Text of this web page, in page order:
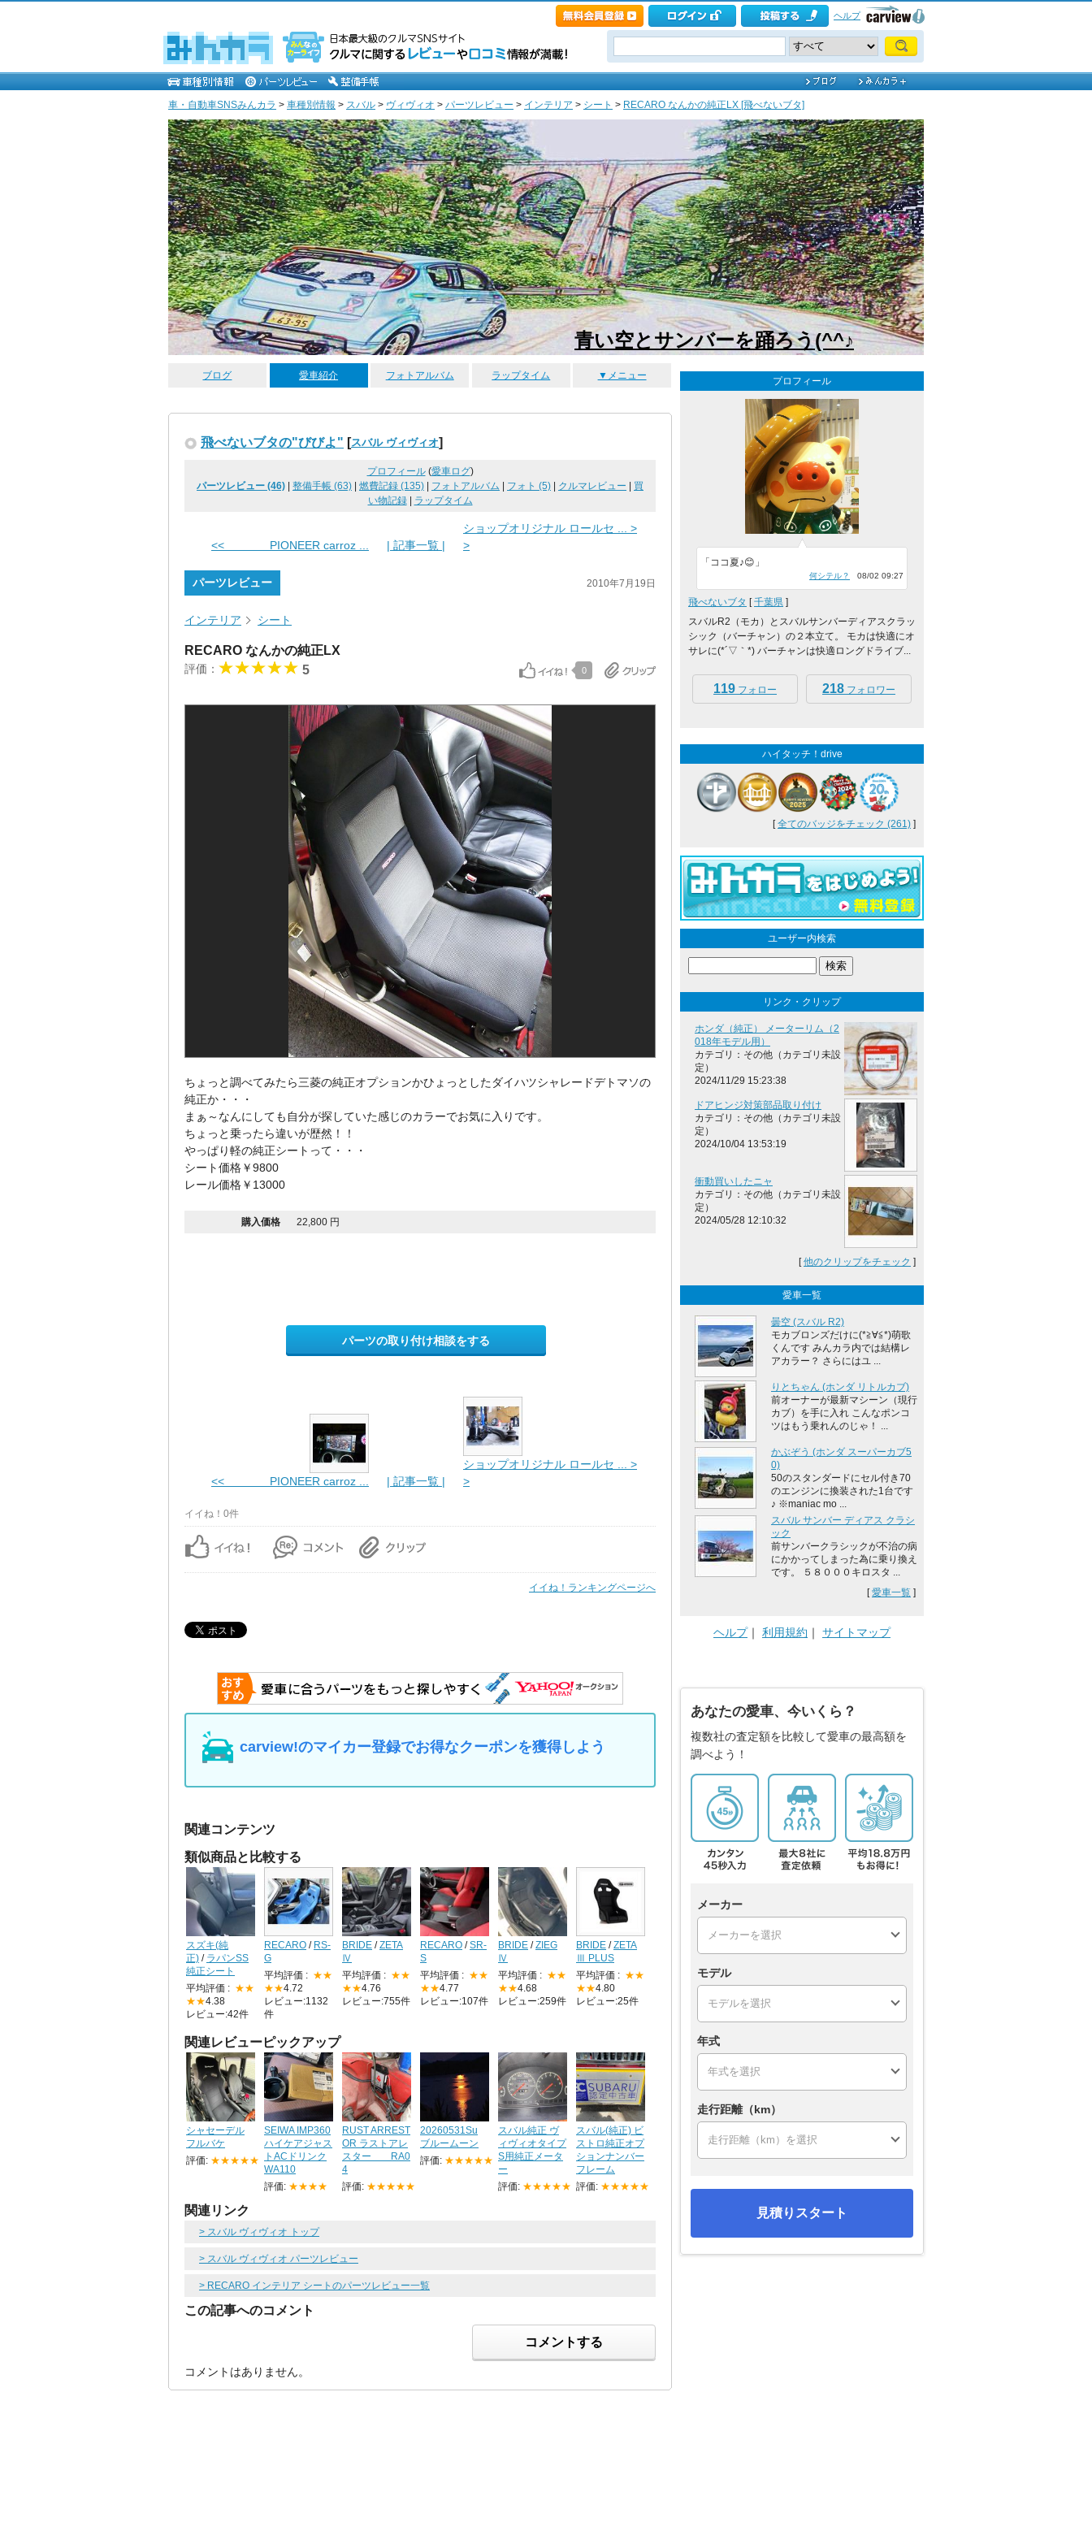
ヘルプ
車・自動車SNSみんカラ > 車種別情報 > スバル > ヴィヴィオ > パーツレビュー > インテリア > シート > RECARO なんかの純正LX [飛べないブタ]
青い空とサンバーを踊ろう(^^♪
ブログ 愛車紹介 フォトアルバム ラップタイム ▼メニュー
飛べないブタの"びびよ" [スバル ヴィヴィオ]
プロフィール(愛車ログ)
パーツレビュー (46)
整備手帳 (63) 燃費記録 (135) フォトアルバム フォト (5) クルマレビュー
買
い物記録| ラップタイム
<< PIONEER carroz ... | 記事一覧 |
ショップオリジナル ロールセ ... >
>
パーツレビュー 2010年7月19日
インテリア シート
RECARO なんかの純正LX
評価： 5 0
ちょっと調べてみたら三菱の純正オプションかひょっとしたダイハツシャレードデトマソの
純正か・・・
まぁ～なんにしても自分が探していた感じのカラーでお気に入りです。
ちょっと乗ったら違いが歴然！！
やっぱり軽の純正シートって・・・
シート価格￥9800
レール価格￥13000
購入価格 22,800 円
パーツの取り付け相談をする
<< PIONEER carroz ... | 記事一覧 |
ショップオリジナル ロールセ ... >
>
イイね！0件
イイね！ランキングページへ
carview!のマイカー登録でお得なクーポンを獲得しよう
関連コンテンツ
類似商品と比較する
スズキ(純
正) / ラパンSS
純正シート
平均評価 : ★★
★★4.38
レビュー:42件
RECARO / RS-
G
平均評価 : ★★
★★4.72
レビュー:1132
件
BRIDE /ZETA
Ⅳ
平均評価 : ★★
★★4.76
レビュー:755件
RECARO /SR-
S
平均評価 : ★★
★★4.77
レビュー:107件
BRIDE /ZIEG
Ⅳ
平均評価 : ★★
★★4.68
レビュー:259件
BRIDE /ZETA
Ⅲ PLUS
平均評価 : ★★
★★4.80
レビュー:25件
関連レビューピックアップ
シャセーデル
フルバケ
評価: ★★★★★
SEIWA IMP360
ハイケアジャス
トACドリンク
WA110
評価: ★★★★
RUST ARREST
OR ラストアレ
スター RA0
4
評価: ★★★★★
20260531Su
ブルームーン
評価: ★★★★★
スバル純正 ヴ
ィヴィオタイプ
S用純正メータ
ー
評価: ★★★★★
スバル(純正) ビ
ストロ純正オプ
ションナンバー
フレーム
評価: ★★★★★
関連リンク
> スバル ヴィヴィオ トップ
> スバル ヴィヴィオ パーツレビュー
> RECARO インテリア シートのパーツレビュー一覧
この記事へのコメント
コメントする
コメントはありません。
プロフィール
「ココ夏♪😊」
何シテル？ 08/02 09:27
飛べないブタ [千葉県 ]
スバルR2（モカ）とスバルサンバーディアスクラッ
シック（バーチャン）の２本立て。 モカは快適にオ
サレに(*´▽｀*) バーチャンは快適ロングドライブ...
119 フォロー 218 フォロワー
ハイタッチ！drive
[全てのバッジをチェック (261) ]
ユーザー内検索
リンク・クリップ
ホンダ（純正） メーターリム（2
018年モデル用）
カテゴリ：その他（カテゴリ未設
定）
2024/11/29 15:23:38
ドアヒンジ対策部品取り付け
カテゴリ：その他（カテゴリ未設
定）
2024/10/04 13:53:19
衝動買いしたニャ
カテゴリ：その他（カテゴリ未設
定）
2024/05/28 12:10:32
[他のクリップをチェック ]
愛車一覧
曇空 (スバル R2)
モカブロンズだけに(*≧∀≦*)萌歌
くんです みんカラ内では結構レ
アカラー？ さらにはユ ...
りとちゃん (ホンダ リトルカブ)
前オーナーが最新マシーン（現行
カブ）を手に入れ こんなポンコ
ツはもう乗れんのじゃ！ ...
かぶぞう (ホンダ スーパーカブ5
0)
50のスタンダードにセル付き70
のエンジンに換装された1台です
♪ ※maniac mo ...
スバル サンバー ディアス クラシ
ック
前サンバークラシックが不治の病
にかかってしまった為に乗り換え
です。 ５８０００キロスタ ...
[愛車一覧 ]
ヘルプ｜ 利用規約 ｜ サイトマップ
あなたの愛車、今いくら？
複数社の査定額を比較して愛車の最高額を
調べよう！
メーカー
モデル
年式
走行距離（km）
見積りスタート